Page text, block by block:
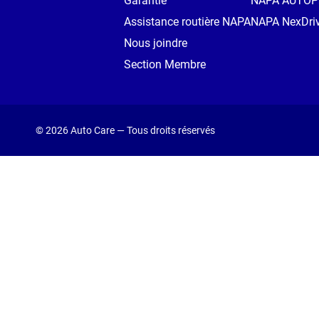
Assistance routière NAPA
Nous joindre
Section Membre
NAPA
© 2026 Auto Care — Tous droits réservés